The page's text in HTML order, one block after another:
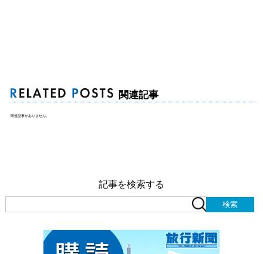
関連記事
関連記事がありません。
記事を検索する